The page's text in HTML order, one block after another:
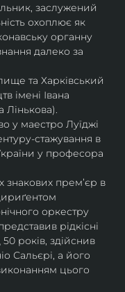
заслужений
охоплює як
органну
далеко за
та Харківський
імені Івана
Лінькова).
у маестро Луїджі
стажування в
у професора
знакових прем’єр в
оркестру
рідкісні
років, здійснив
Сальєрі, а його
цього